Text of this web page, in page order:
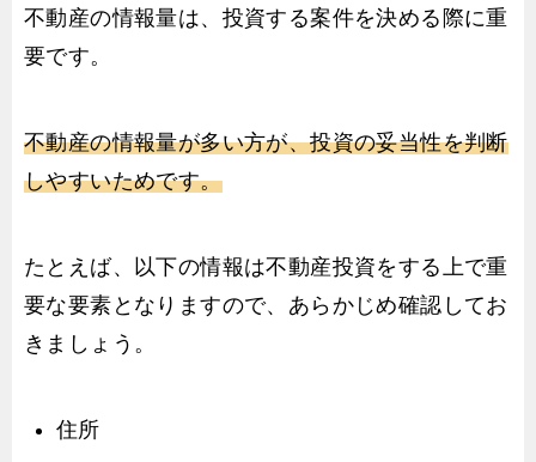
不動産の情報量は、投資する案件を決める際に重
要です。
不動産の情報量が多い方が、投資の妥当性を判断
しやすいためです。
たとえば、以下の情報は不動産投資をする上で重
要な要素となりますので、あらかじめ確認してお
きましょう。
住所